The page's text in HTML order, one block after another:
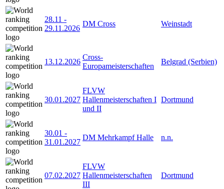
28.11 -
29.11.2026
DM Cross Weinstadt
13.12.2026
Cross-
Europameisterschaften
Belgrad (Serbien)
30.01.2027
FLVW
Hallenmeisterschaften I
und II
Dortmund
30.01 -
31.01.2027
DM Mehrkampf Halle n.n.
07.02.2027
FLVW
Hallenmeisterschaften
III
Dortmund